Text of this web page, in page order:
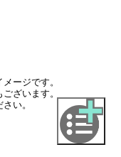
ージです。
ざいます。
い。